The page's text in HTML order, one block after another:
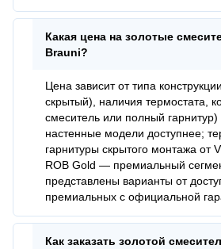
Какая цена на золотые
Brauni?
Цена зависит от типа
скрытый), наличия термостата,
смеситель или полный
настенные модели доступнее;
гарнитуры скрытого монтажа от
ROB Gold — премиальный
представлены варианты от
премиальных с официальной
Как заказать золотой